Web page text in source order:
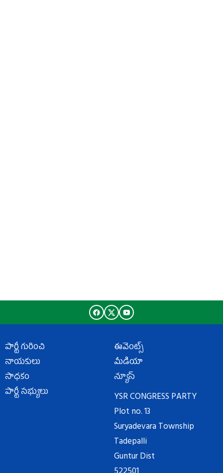
పార్టీ గురించి
నాయకులు
సాధకం
పార్టీ సభ్యులు
ఈవెంట్స్
మీడియా
న్యూస్
YSR CONGRESS PARTY
Plot no. 13
Suryadevara Township
Tadepalli
Guntur Dist